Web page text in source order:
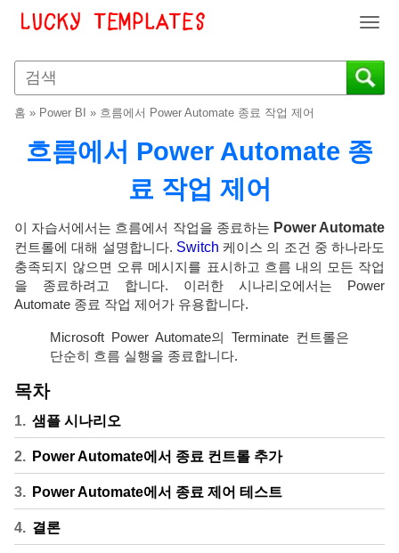
T
g
g
n
a
g
a
t
홈 » Power BI » 흐름에서 Power Automate 종료 작업 제어
흐름에서 Power Automate 종
료 작업 제어
이 자습서에서는 흐름에서 작업을 종료하는 Power Automate
컨트롤에 대해 설명합니다. Switch 케이스 의 조건 중 하나라도
충족되지 않으면 오류 메시지를 표시하고 흐름 내의 모든 작업
을 종료하려고 합니다. 이러한 시나리오에서는 Power
Automate 종료 작업 제어가 유용합니다.
Microsoft Power Automate의 Terminate 컨트롤은
단순히 흐름 실행을 종료합니다.
목차
샘플 시나리오
Power Automate에서 종료 컨트롤 추가
Power Automate에서 종료 제어 테스트
결론